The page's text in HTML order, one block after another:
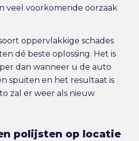
veel voorkomende oorzaak
oppervlakkige schades
dé beste oplossing. Het is
dan wanneer u de auto
spuiten en het resultaat is
zal er weer als nieuw
polijsten op locatie